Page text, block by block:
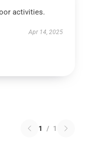
activities.
Apr 14, 2025
1 / 1